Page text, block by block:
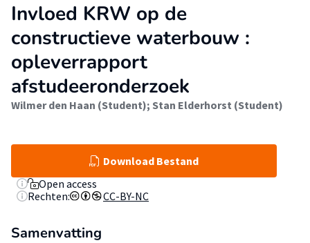
Invloed KRW op de
constructieve waterbouw :
opleverrapport
afstudeeronderzoek
Wilmer den Haan (Student); Stan Elderhorst (Student)
Download Bestand
Open access
Rechten:
CC-BY-NC
Samenvatting